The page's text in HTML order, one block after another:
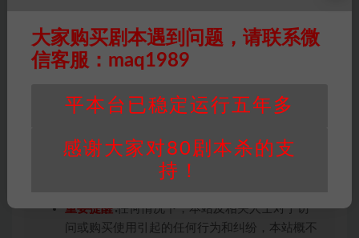
版权归属：本站提供的任何剧本杀资源内容的版
权均属于机关版权或权利人。如有侵权，请发邮
件通知并提供相关证实资料至邮箱
会在三天内下架相关剧本攻略。
身价值，本站积分为本站收取的赞助费，用于本
站整理资料的时间成本及网站运营所需支出费
重要提醒∶任何情况下，本站及相关人士对于访
问或购买使用引起的任何行为和纠纷，本站概不
大家购买剧本遇到问题，请联系微
信客服：maq1989
平本台已稳定运行五年多
感谢大家对80剧本杀的支
持！